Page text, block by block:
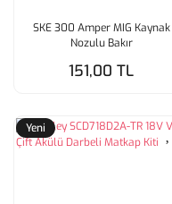
SKE 300 Amper MIG Kaynak
Nozulu Bakır
151,00 TL
Yeni